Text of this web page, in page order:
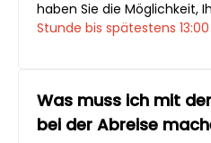
haben Sie die Möglichkeit,
Stunde bis spätestens
Was muss ich mit
bei der Abreise